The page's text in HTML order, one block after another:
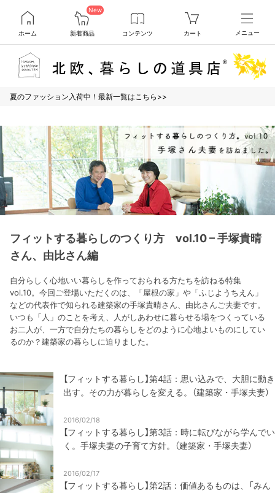
ホーム
New
新着商品 コンテンツ カート メニュー
夏のファッション入荷中！最新一覧はこちら>>
フィットする暮らしのつくり方 vol.10 – 手塚貴晴
さん、由比さん編
自分らしく心地いい暮らしを作っておられる方たちを訪ねる特集
vol.10。今回ご登場いただくのは、「屋根の家」や「ふじようちえん」
などの代表作で知られる建築家の手塚貴晴さん、由比さんご夫妻です。
いつも「人」のことを考え、人がしあわせに暮らせる場をつくっている
お二人が、一方で自分たちの暮らしをどのように心地よいものにしてい
るのか？建築家の暮らしに迫りました。
【フィットする暮らし】第4話：思い込みで、大胆に動き
出す。その力が暮らしを変える。（建築家・手塚夫妻）
2016/02/18
【フィットする暮らし】第3話：時に転びながら学んでい
く。手塚夫妻の子育て方針。（建築家・手塚夫妻）
2016/02/17
【フィットする暮らし】第2話：価値あるものは、「みん